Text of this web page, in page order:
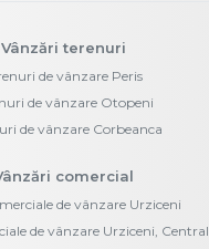
Vânzări terenuri
de vânzare Peris
de vânzare Otopeni
de vânzare Corbeanca
comercial
de vânzare Urziceni
de vânzare Urziceni, Central